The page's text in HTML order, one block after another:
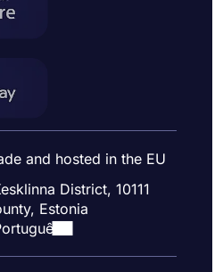
and hosted in the EU
District, 10111
Estonia